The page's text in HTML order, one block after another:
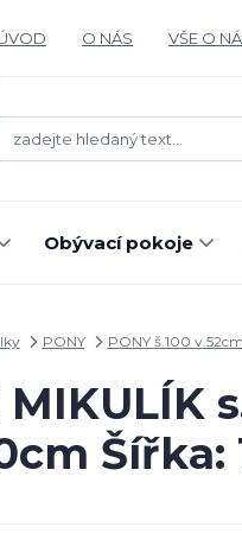
O NÁS VŠE O
Obývací pokoje
PONY PONY š.100 v.52cm
MIKULÍK